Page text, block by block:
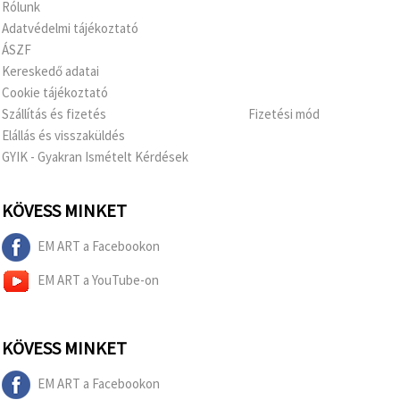
Rólunk
Adatvédelmi tájékoztató
ÁSZF
Kereskedő adatai
Cookie tájékoztató
Szállítás és fizetés
Elállás és visszaküldés
GYIK - Gyakran Ismételt Kérdések
Fizetési mód
KÖVESS MINKET
EM ART a Facebookon
EM ART a YouTube-on
KÖVESS MINKET
EM ART a Facebookon